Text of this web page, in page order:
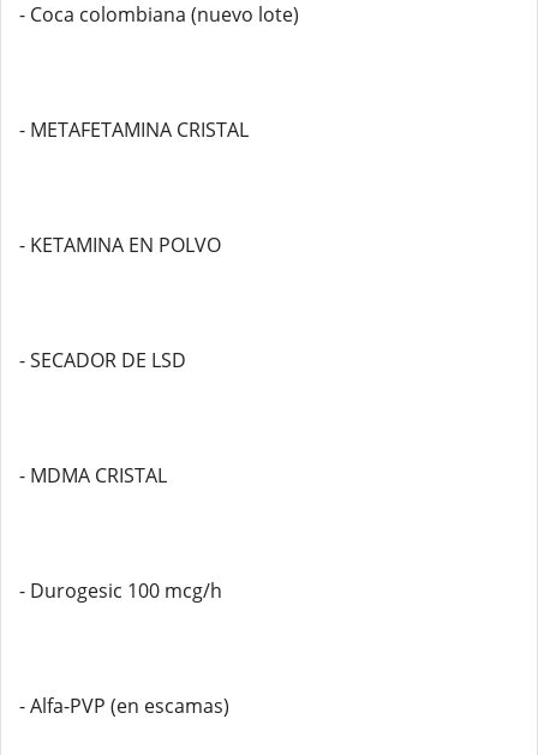
- Coca colombiana (nuevo lote)
- METAFETAMINA CRISTAL
- KETAMINA EN POLVO
- SECADOR DE LSD
- MDMA CRISTAL
- Durogesic 100 mcg/h
- Alfa-PVP (en escamas)